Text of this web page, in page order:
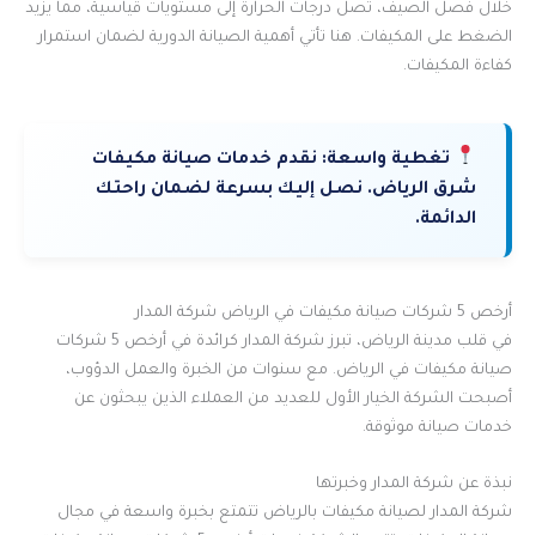
خلال فصل الصيف، تصل درجات الحرارة إلى مستويات قياسية، مما يزيد
الضغط على المكيفات. هنا تأتي أهمية الصيانة الدورية لضمان استمرار
كفاءة المكيفات.
تغطية واسعة: نقدم خدمات صيانة مكيفات
شرق الرياض. نصل إليك بسرعة لضمان راحتك
الدائمة.
أرخص 5 شركات صيانة مكيفات في الرياض شركة المدار
في قلب مدينة الرياض، تبرز شركة المدار كرائدة في أرخص 5 شركات
صيانة مكيفات في الرياض. مع سنوات من الخبرة والعمل الدؤوب،
أصبحت الشركة الخيار الأول للعديد من العملاء الذين يبحثون عن
خدمات صيانة موثوقة.
نبذة عن شركة المدار وخبرتها
شركة المدار لصيانة مكيفات بالرياض تتمتع بخبرة واسعة في مجال